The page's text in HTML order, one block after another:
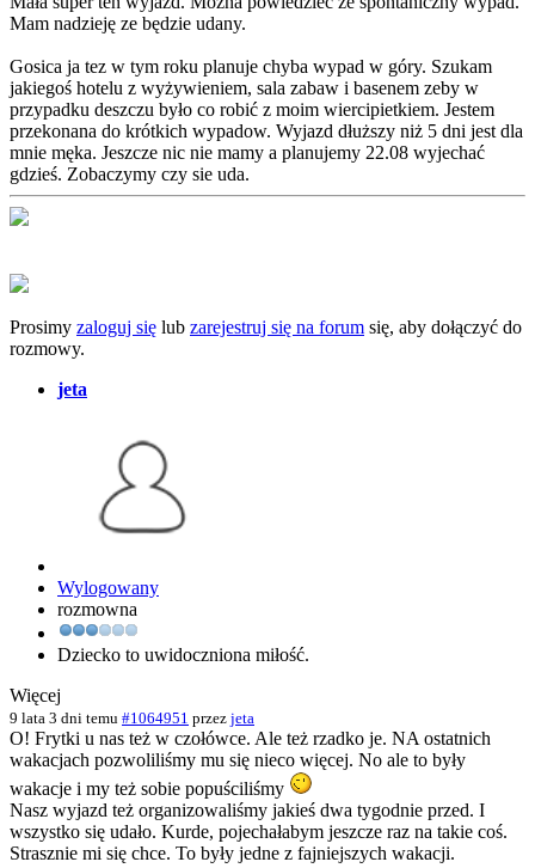
Mam nadzieję ze będzie udany.
Gosica ja tez w tym roku planuje chyba wypad w góry. Szukam
jakiegoś hotelu z wyżywieniem, sala zabaw i basenem zeby w
przypadku deszczu było co robić z moim wiercipietkiem. Jestem
przekonana do krótkich wypadow. Wyjazd dłuższy niż 5 dni jest dla
mnie męka. Jeszcze nic nie mamy a planujemy 22.08 wyjechać
gdzieś. Zobaczymy czy sie uda.
Prosimy zaloguj się lub zarejestruj się na forum się, aby dołączyć do
rozmowy.
jeta
Wylogowany
rozmowna
Dziecko to uwidoczniona miłość.
Więcej
9 lata 3 dni temu #1064951 przez jeta
O! Frytki u nas też w czołówce. Ale też rzadko je. NA ostatnich
wakacjach pozwoliliśmy mu się nieco więcej. No ale to były
wakacje i my też sobie popuściliśmy
Nasz wyjazd też organizowaliśmy jakieś dwa tygodnie przed. I
wszystko się udało. Kurde, pojechałabym jeszcze raz na takie coś.
Strasznie mi się chce. To były jedne z fajniejszych wakacji.